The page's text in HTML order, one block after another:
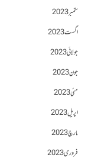
ستمبر 2023
اگست 2023
جولائی 2023
جون 2023
مئی 2023
اپریل 2023
مارچ 2023
فروری 2023